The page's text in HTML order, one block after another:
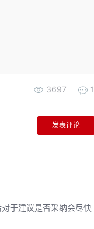
3697 1
发表评论
于建议是否采纳会尽快